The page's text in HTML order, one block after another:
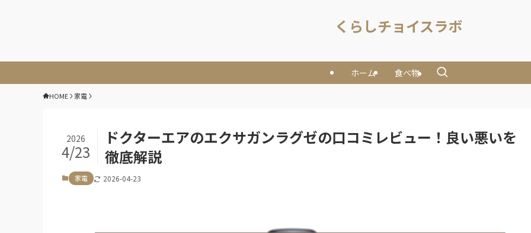
くらしチョイスラボ
ホーム 食べ物
HOME 家電
ドクターエアのエクサガンラグゼの口コミレビュー！良い悪いを
徹底解説
2026
4/23
家電 2026-04-23